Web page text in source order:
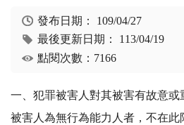
發布日期： 109/04/27
最後更新日期： 113/04/19
點閱次數：7166
一、犯罪被害人對其被害有故意
被害人為無行為能力人者，不在此